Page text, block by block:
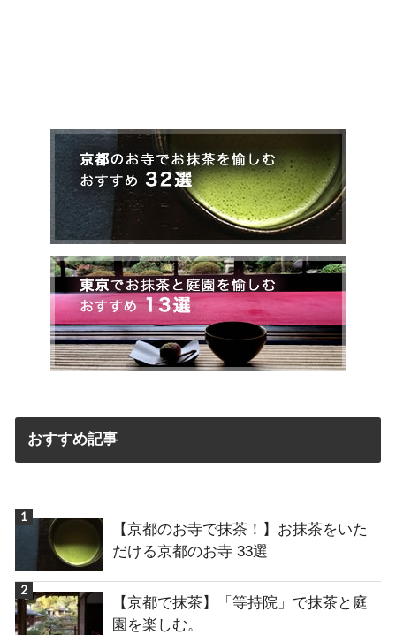
おすすめ記事
【京都のお寺で抹茶！】お抹茶をいた
だける京都のお寺 33選
【京都で抹茶】「等持院」で抹茶と庭
園を楽しむ。